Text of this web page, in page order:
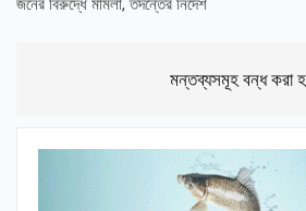
জনের বিরুদ্ধে মামলা, তদন্তের নির্দেশ
মন্তব্যসমূহ বন্ধ করা